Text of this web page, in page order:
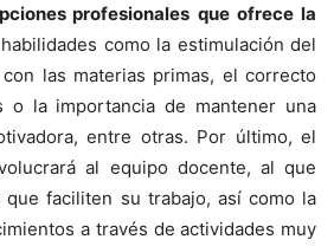
profesionales que ofrece la
como la estimulación del
las materias primas, el correcto
o la importancia de mantener una
entre otras. Por último, el
al equipo docente, al que
que faciliten su trabajo, así como la
a través de actividades muy